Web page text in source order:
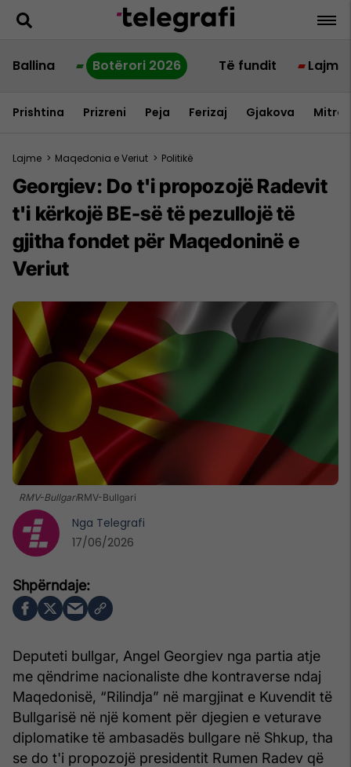
Ballina Botërori 2026 Të fundit Lajme
Prishtina Prizreni Peja Ferizaj Gjakova
Lajme > Maqedonia e Veriut > Politikë
Georgiev: Do t'i propozojë Radevit
t'i kërkojë BE-së të pezullojë të
gjitha fondet për Maqedoninë e
Veriut
RMV-BullgariRMV-Bullgari
Deputeti bullgar, Angel Georgiev nga partia atje
me qëndrime nacionaliste dhe kontraverse ndaj
Maqedonisë, “Rilindja” në margjinat e Kuvendit të
Bullgarisë në një koment për djegien e veturave
diplomatike të ambasadës bullgare në Shkup, tha
se do t'i propozojë presidentit Rumen Radev që
Nga Telegrafi
17/06/2026